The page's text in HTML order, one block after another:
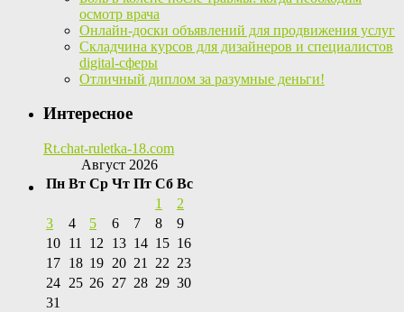
осмотр врача
Онлайн-доски объявлений для продвижения услуг
Складчина курсов для дизайнеров и специалистов
digital-сферы
Отличный диплом за разумные деньги!
Интересное
Rt.chat-ruletka-18.com
Август 2026
Пн Вт Ср Чт Пт Сб Вс
1
2
3
4 5 6 7 8
9
10 11 12 13 14 15 16
17 18 19 20 21 22 23
24 25 26 27 28 29 30
31